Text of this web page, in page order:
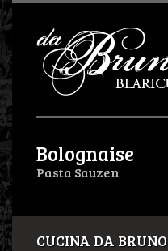
Bolognaise
Pasta Sauzen
CUCINA DA BRUNO